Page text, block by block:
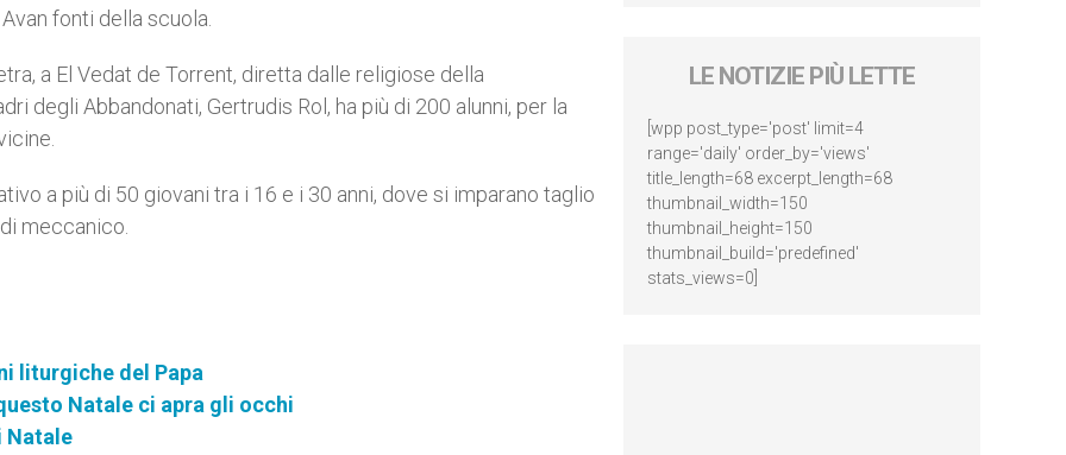
fonti della scuola.
a El Vedat de Torrent, diretta dalle religiose della
degli Abbandonati, Gertrudis Rol, ha più di 200 alunni, per la
a più di 50 giovani tra i 16 e i 30 anni, dove si imparano taglio
meccanico.
liturgiche del Papa
Natale ci apra gli occhi
Natale
LE NOTIZIE PIÙ LETTE
[wpp post_type='post' limit=4
range='daily' order_by='views'
title_length=68 excerpt_length=68
thumbnail_width=150
thumbnail_height=150
thumbnail_build='predefined'
stats_views=0]